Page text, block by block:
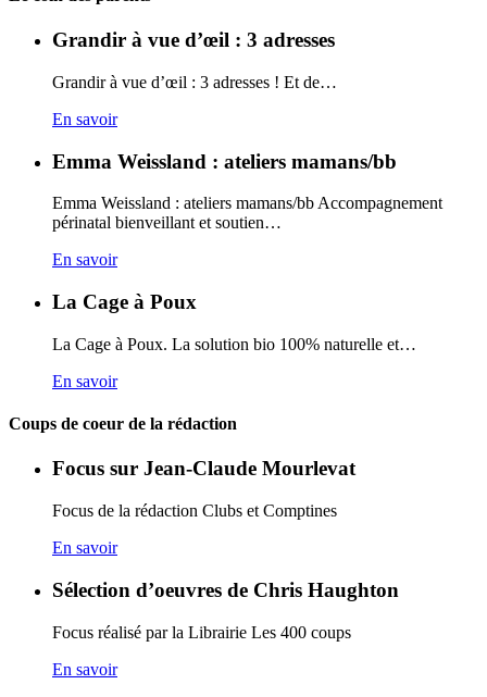
Grandir à vue d’œil : 3 adresses
Grandir à vue d’œil : 3 adresses ! Et de…
En savoir
Emma Weissland : ateliers mamans/bb
Emma Weissland : ateliers mamans/bb Accompagnement
périnatal bienveillant et soutien…
En savoir
La Cage à Poux
La Cage à Poux. La solution bio 100% naturelle et…
En savoir
Coups de coeur de la rédaction
Focus sur Jean-Claude Mourlevat
Focus de la rédaction Clubs et Comptines
En savoir
Sélection d’oeuvres de Chris Haughton
Focus réalisé par la Librairie Les 400 coups
En savoir